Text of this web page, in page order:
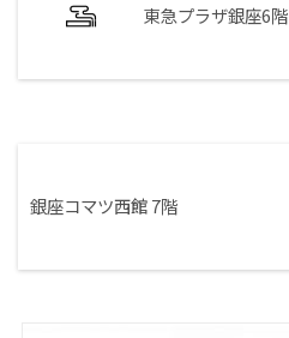
東急プラザ銀座6階
銀座コマツ西館 7階